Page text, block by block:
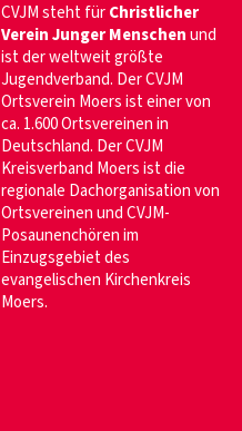
CVJM steht fürChristlicher
Verein Junger Menschenund
ist der weltweit größte
Jugendverband. Der CVJM
Ortsverein Moers ist einer von
ca. 1.600 Ortsvereinen in
Deutschland. Der CVJM
Kreisverband Moers ist die
regionale Dachorganisation von
Ortsvereinen und CVJM-
Posaunenchören im
Einzugsgebiet des
evangelischen Kirchenkreis
Moers.